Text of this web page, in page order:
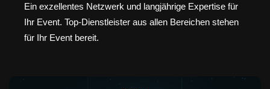
Ein exzellentes Netzwerk und langjährige Expertise für
Ihr Event. Top-Dienstleister aus allen Bereichen stehen
für Ihr Event bereit.